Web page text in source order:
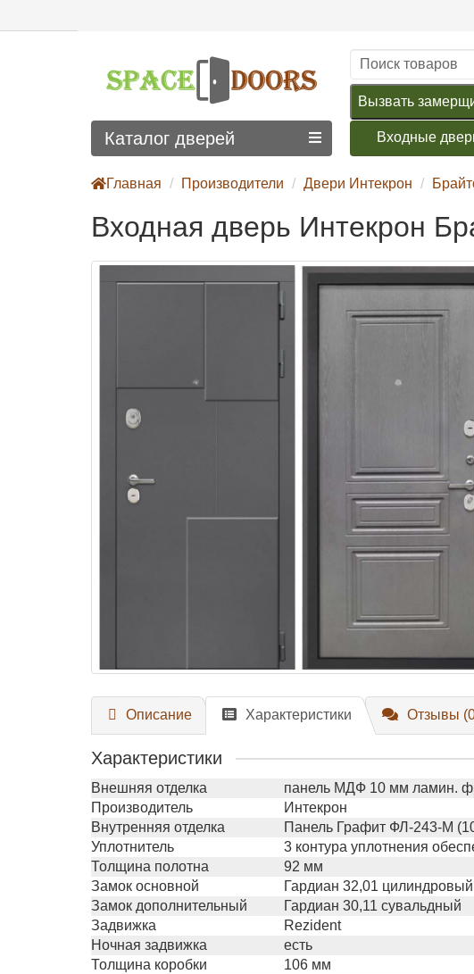
Вызвать
Входные
Каталог дверей
Главная Производители Двери Интекрон
Входная дверь Интекрон
Описание Характеристики Отзывы
Характеристики
Внешняя отделка
панель МДФ 10 мм ламин.
Производитель
Интекрон
Внутренняя отделка
Панель Графит ФЛ-243-М
Уплотнитель
3 контура уплотнения
Толщина полотна
92 мм
Замок основной
Гардиан 32,01 цилиндровый
Замок дополнительный
Гардиан 30,11 сувальдный
Задвижка
Rezident
Ночная задвижка
есть
Толщина коробки
106 мм